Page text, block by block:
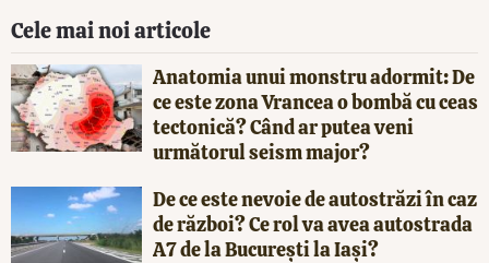
Cele mai noi articole
Anatomia unui monstru adormit: De
ce este zona Vrancea o bombă cu ceas
tectonică? Când ar putea veni
următorul seism major?
De ce este nevoie de autostrăzi în caz
de război? Ce rol va avea autostrada
A7 de la București la Iași?